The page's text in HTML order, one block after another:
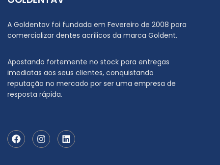
A Goldentav foi fundada em Fevereiro de 2008 para
comercializar dentes acrílicos da marca Goldent.
Apostando fortemente no stock para entregas
imediatas aos seus clientes, conquistando
reputação no mercado por ser uma empresa de
resposta rápida.